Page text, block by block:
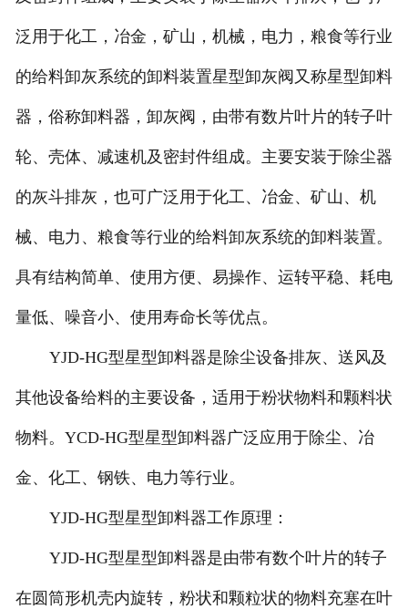
泛用于化工，冶金，矿山，机械，电力，粮食等行业
的给料卸灰系统的卸料装置星型卸灰阀又称星型卸料
器，俗称卸料器，卸灰阀，由带有数片叶片的转子叶
轮、壳体、减速机及密封件组成。主要安装于除尘器
的灰斗排灰，也可广泛用于化工、冶金、矿山、机
械、电力、粮食等行业的给料卸灰系统的卸料装置。
具有结构简单、使用方便、易操作、运转平稳、耗电
量低、噪音小、使用寿命长等优点。
YJD-HG型星型卸料器是除尘设备排灰、送风及
其他设备给料的主要设备，适用于粉状物料和颗料状
物料。YCD-HG型星型卸料器广泛应用于除尘、冶
金、化工、钢铁、电力等行业。
YJD-HG型星型卸料器工作原理：
YJD-HG型星型卸料器是由带有数个叶片的转子
在圆筒形机壳内旋转，粉状和颗粒状的物料充塞在叶